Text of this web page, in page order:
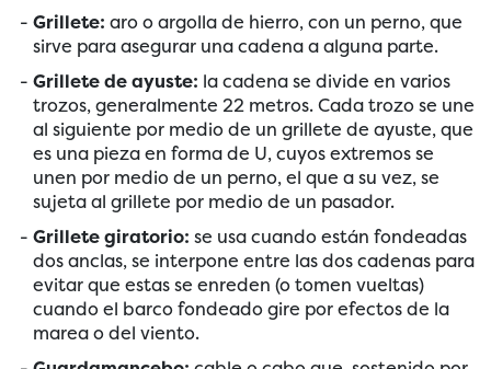
Grillete: aro o argolla de hierro, con un perno, que
sirve para asegurar una cadena a alguna parte.
Grillete de ayuste: la cadena se divide en varios
trozos, generalmente 22 metros. Cada trozo se une
al siguiente por medio de un grillete de ayuste, que
es una pieza en forma de U, cuyos extremos se
unen por medio de un perno, el que a su vez, se
sujeta al grillete por medio de un pasador.
Grillete giratorio: se usa cuando están fondeadas
dos anclas, se interpone entre las dos cadenas para
evitar que estas se enreden (o tomen vueltas)
cuando el barco fondeado gire por efectos de la
marea o del viento.